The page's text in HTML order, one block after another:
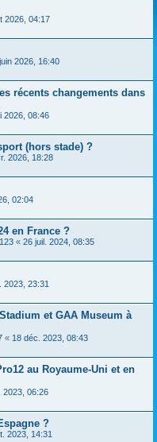
2026, 04:17
2026, 16:40
récents changements dans
2026, 08:46
(hors stade) ?
2026, 18:28
02:04
en France ?
« 26 juil. 2024, 08:35
2023, 23:31
et GAA Museum à
« 18 déc. 2023, 08:43
au Royaume-Uni et en
2023, 06:26
?
2023, 14:31